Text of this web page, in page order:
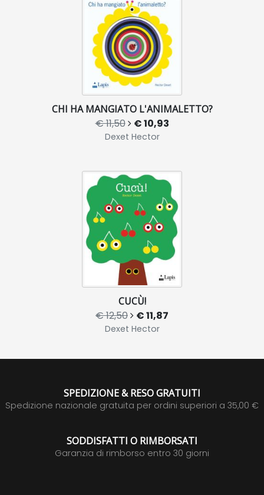
CHI HA MANGIATO L'ANIMALETTO?
€ 11,50 € 10,93
Dexet Hector
CUCÙ!
€ 12,50 € 11,87
Dexet Hector
SPEDIZIONE & RESO GRATUITI
Spedizione nazionale gratuita per ordini superiori a 35,00 €
SODDISFATTI O RIMBORSATI
Garanzia di rimborso entro 30 giorni